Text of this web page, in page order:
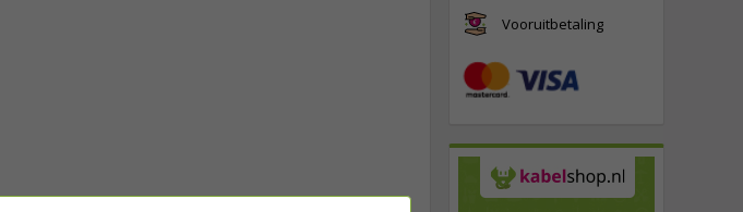
Vooruitbetaling